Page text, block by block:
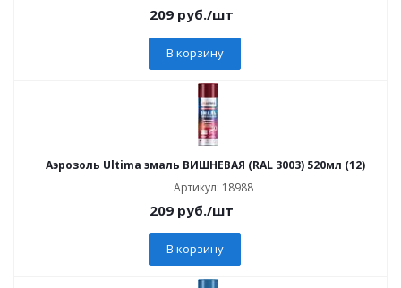
209 руб./шт
В корзину
Аэрозоль Ultima эмаль ВИШНЕВАЯ (RAL 3003) 520мл (12)
Артикул: 18988
209 руб./шт
В корзину